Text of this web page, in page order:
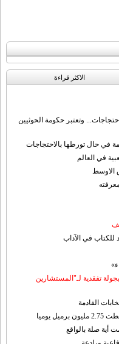
الاکثر قراءة
وتعتبر حكومة الحوثيين
في حال تورطها بالاحتجاجات
في العالم
الاوسط
للكتاب في الآداب
تفقدية لـ"المستشارين
القادمة
يوميا
أية صلة بالواقع